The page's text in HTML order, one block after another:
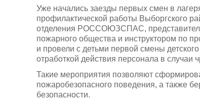
Уже начались заезды первых смен в
профилактической работы Выборгского
отделения РОССОЮЗСПАС,
пожарного общества и инструктором по
и провели с детьми первой смены
отработкой действия персонала в случаи
Такие мероприятия позволяют
пожаробезопасного поведения, а также
безопасности.